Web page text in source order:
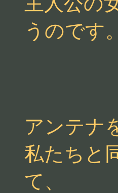
うのです。
アンテナ
私たちと
て、